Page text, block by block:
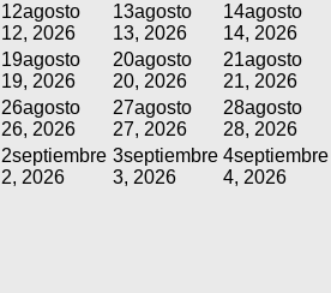
12agosto
12, 2026
13agosto
13, 2026
14agosto
14, 2026
19agosto
19, 2026
20agosto
20, 2026
21agosto
21, 2026
26agosto
26, 2026
27agosto
27, 2026
28agosto
28, 2026
2septiembre
2, 2026
3septiembre
3, 2026
4septiembre
4, 2026